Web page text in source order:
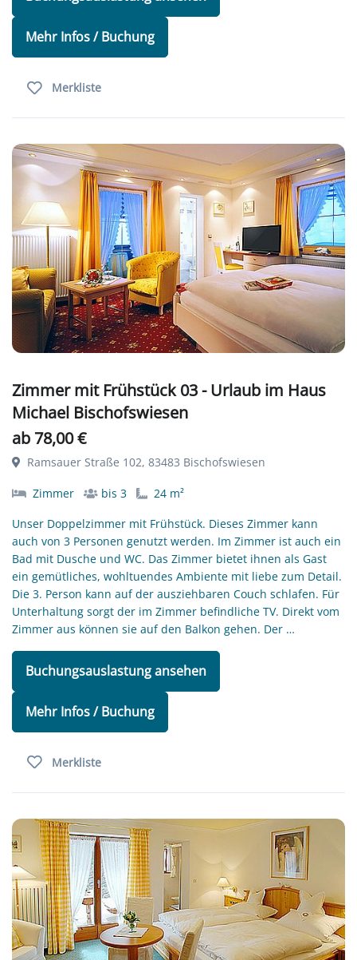
Mehr Infos / Buchung
Merkliste
Zimmer mit Frühstück 03 - Urlaub im Haus
Michael Bischofswiesen
ab 78,00 €
Ramsauer Straße 102, 83483 Bischofswiesen
Zimmer bis 3
24 m²
Unser Doppelzimmer mit Frühstück. Dieses Zimmer kann
auch von 3 Personen genutzt werden. Im Zimmer ist auch ein
Bad mit Dusche und WC. Das Zimmer bietet ihnen als Gast
ein gemütliches, wohltuendes Ambiente mit liebe zum Detail.
Die 3. Person kann auf der ausziehbaren Couch schlafen. Für
Unterhaltung sorgt der im Zimmer befindliche TV. Direkt vom
Zimmer aus können sie auf den Balkon gehen. Der …
Buchungsauslastung ansehen
Mehr Infos / Buchung
Merkliste